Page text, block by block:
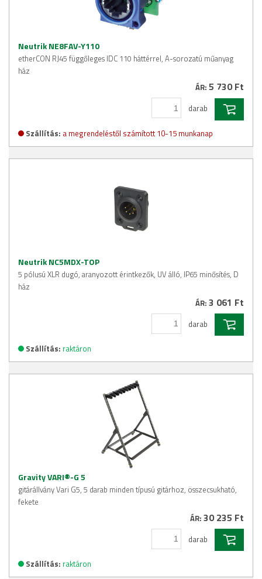
Neutrik NE8FAV-Y110
etherCON RJ45 függőleges IDC 110 háttérrel, A-sorozatú műanyag
ház
ÁR: 5 730 Ft
darab
Szállítás: a megrendeléstől számított 10-15 munkanap
Neutrik NC5MDX-TOP
5 pólusú XLR dugó, aranyozott érintkezők, UV álló, IP65 minősítés, D
ház
ÁR: 3 061 Ft
darab
Szállítás: raktáron
Gravity VARI®-G 5
gitárállvány Vari G5, 5 darab minden típusú gitárhoz, összecsukható,
fekete
ÁR: 30 235 Ft
darab
Szállítás: raktáron